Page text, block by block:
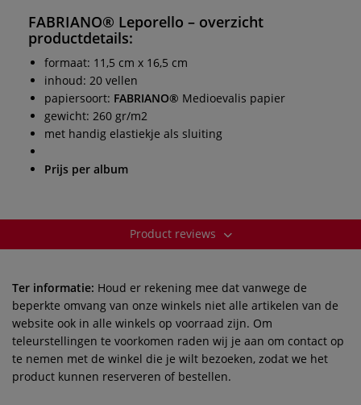
FABRIANO® Leporello – overzicht
productdetails:
formaat: 11,5 cm x 16,5 cm
inhoud: 20 vellen
papiersoort: FABRIANO® Medioevalis papier
gewicht: 260 gr/m2
met handig elastiekje als sluiting
Prijs per album
Product reviews
Ter informatie: Houd er rekening mee dat vanwege de
beperkte omvang van onze winkels niet alle artikelen van de
website ook in alle winkels op voorraad zijn. Om
teleurstellingen te voorkomen raden wij je aan om contact op
te nemen met de winkel die je wilt bezoeken, zodat we het
product kunnen reserveren of bestellen.